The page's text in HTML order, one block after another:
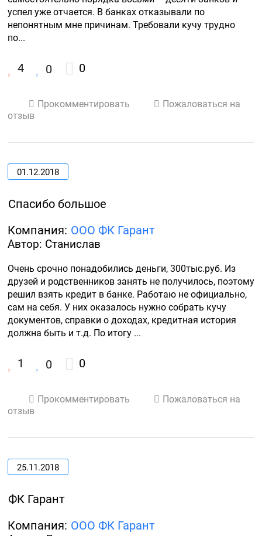
успел уже отчается. В банках отказывали по
непонятным мне причинам. Требовали кучу трудно
по...
4 0 0
Прокомментировать
Пожаловаться на
отзыв
01.12.2018
Спасибо большое
Компания: ООО ФК Гарант
Автор: Станислав
Очень срочно понадобились деньги, 300тыс.руб. Из
друзей и родственников занять не получилось, поэтому
решил взять кредит в банке. Работаю не официально,
сам на себя. У них оказалось нужно собрать кучу
документов, справки о доходах, кредитная история
должна быть и т.д. По итогу ...
1 0 0
Прокомментировать
Пожаловаться на
отзыв
25.11.2018
ФК Гарант
Компания: ООО ФК Гарант